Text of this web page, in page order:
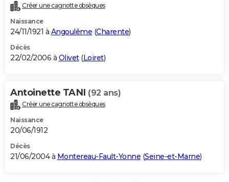
Créer une cagnotte obsèques
Naissance
24/11/1921 à Angoulême (Charente)
Décès
22/02/2006 à Olivet(Loiret)
Antoinette TANI (92 ans)
Créer une cagnotte obsèques
Naissance
20/06/1912
Décès
21/06/2004 à Montereau-Fault-Yonne (Seine-et-Marne)